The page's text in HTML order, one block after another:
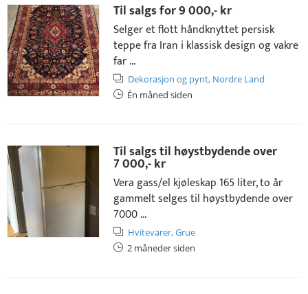
Til salgs for9 000,- kr
Selger et flott håndknyttet persisk
teppe fra Iran i klassisk design og vakre
far ...
Dekorasjon og pynt, Nordre Land
Én måned siden
Til salgs til høystbydende over
7 000,- kr
Vera gass/el kjøleskap 165 liter, to år
gammelt selges til høystbydende over
7000 ...
Hvitevarer,Grue
2 måneder siden